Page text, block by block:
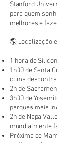
Stanford
para quem
melhores e
🌎 Localização
1 hora de
1h30 de Santa
clima
2h de
3h30 de
parques mais
2h de Napa
mundialmente
Próxima de